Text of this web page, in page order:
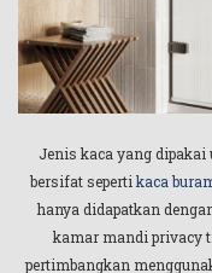
Jenis kaca yang
bersifat seperti kaca
hanya didapatkan
kamar mandi privacy
pertimbangkan